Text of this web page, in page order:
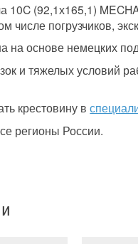
10C (92,1х165,1)
числе погрузчиков,
на основе немецких
и тяжелых условий
крестовину в
регионы России.